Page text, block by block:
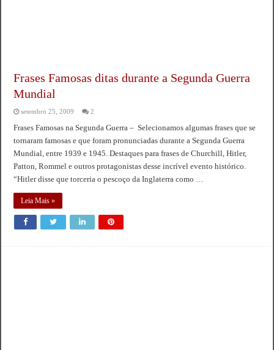
Frases Famosas ditas durante a Segunda Guerra
Mundial
setembro 25, 2009 2
Frases Famosas na Segunda Guerra – Selecionamos algumas frases que se
tornaram famosas e que foram pronunciadas durante a Segunda Guerra
Mundial, entre 1939 e 1945. Destaques para frases de Churchill, Hitler,
Patton, Rommel e outros protagonistas desse incrível evento histórico.
“Hitler disse que torceria o pescoço da Inglaterra como …
Leia Mais »